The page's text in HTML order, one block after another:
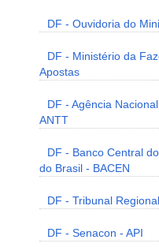
DF - Ouvidoria do
DF - Ministério da
Apostas
DF - Agência
ANTT
DF - Banco Central
do Brasil - BACEN
DF - Tribunal
DF - Senacon - API